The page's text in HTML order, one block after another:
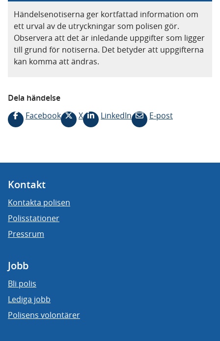
Händelsenotiserna ger kortfattad information om
ett urval av de utryckningar som polisen gör.
Observera att det är inledande uppgifter som ligger
till grund för notiserna. Det betyder att uppgifterna
kan komma att ändras.
Dela händelse
Facebook
X LinkedIn E-post
Kontakt
Kontakta polisen
Polisstationer
Pressrum
Jobb
Bli polis
Lediga jobb
Polisens volontärer